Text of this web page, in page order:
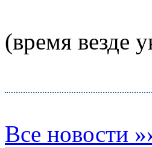
(время везде
Все новости